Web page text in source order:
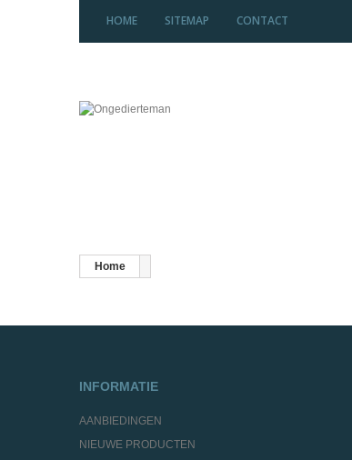
HOME SITEMAP CONTACT
Home
INFORMATIE
AANBIEDINGEN
NIEUWE PRODUCTEN